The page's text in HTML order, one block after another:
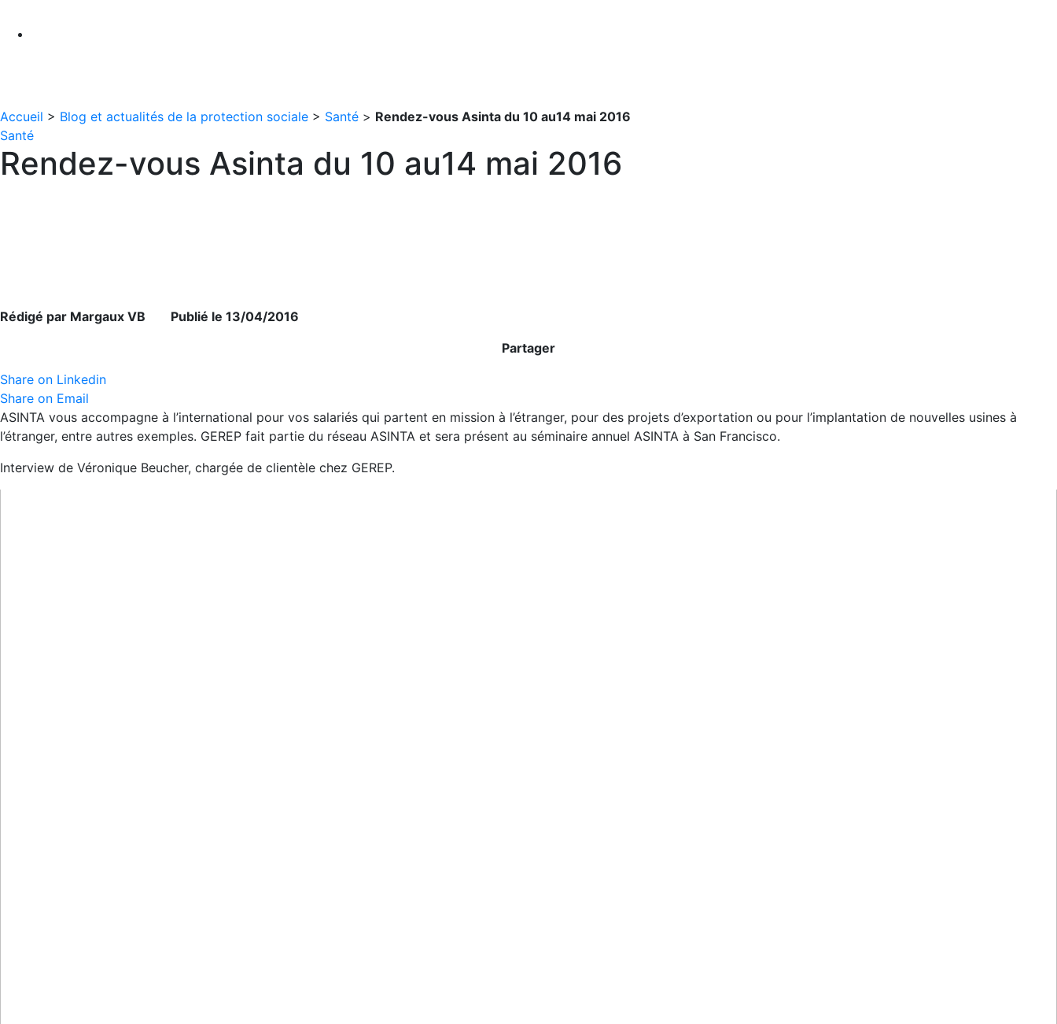
Accueil > Blog et actualités de la protection sociale > Santé > Rendez-vous Asinta du 10 au14 mai 2016
Santé
Rendez-vous Asinta du 10 au14 mai 2016
Rédigé par Margaux VB Publié le 13/04/2016
Partager
Share on Linkedin
Share on Email
ASINTA vous accompagne à l’international pour vos salariés qui partent en mission à l’étranger, pour des projets d’exportation ou pour l’implantation de nouvelles usines à
l’étranger, entre autres exemples. GEREP fait partie du réseau ASINTA et sera présent au séminaire annuel ASINTA à San Francisco.
Interview de Véronique Beucher, chargée de clientèle chez GEREP.